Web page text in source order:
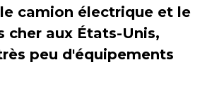
camion électrique et le
cher aux États-Unis,
peu d'équipements